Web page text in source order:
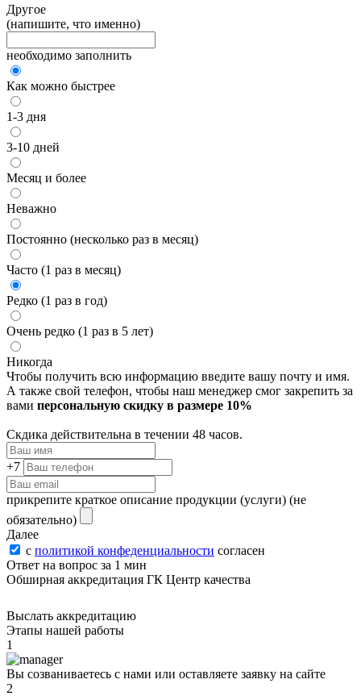
Другое
(напишите, что именно)
необходимо заполнить
Как можно быстрее
1-3 дня
3-10 дней
Месяц и более
Неважно
Постоянно (несколько раз в месяц)
Часто (1 раз в месяц)
Редко (1 раз в год)
Очень редко (1 раз в 5 лет)
Никогда
Чтобы получить всю информацию введите вашу почту и имя.
А также свой телефон, чтобы наш менеджер смог закрепить за
вами персональную скидку в размере 10%
Скдика действительна в течении 48 часов.
+7
прикрепите краткое описание продукции (услуги) (не
обязательно)
Далее
с политикой конфеденциальности согласен
Ответ на вопрос за 1 мин
Обширная аккредитация ГК Центр качества
Выслать аккредитацию
Этапы нашей работы
1
Вы созваниваетесь с нами или оставляете заявку на сайте
2